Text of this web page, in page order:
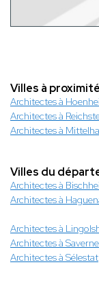
Villes à
Architectes à
Architectes à
Architectes à
Villes du
Architectes à
Architectes à
Architectes à
Architectes à Saverne
Architectes à Sélestat